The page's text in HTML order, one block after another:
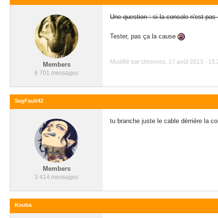
Members
6 701 messages
Une question : si la console n'est
Tester, pas ça la cause
Modifié par chronoss, 17 août 2013 -
SegFault42
Members
3 414 messages
tu branche juste le cable dérriére la
Kouba